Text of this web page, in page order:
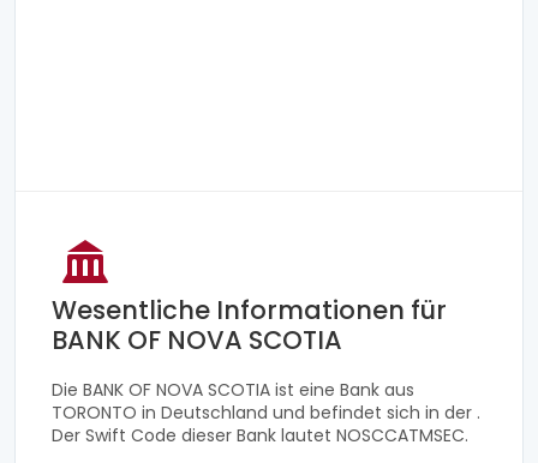
Wesentliche Informationen für
BANK OF NOVA SCOTIA
Die BANK OF NOVA SCOTIA ist eine Bank aus
TORONTO in Deutschland und befindet sich in der .
Der Swift Code dieser Bank lautet NOSCCATMSEC.